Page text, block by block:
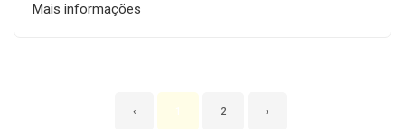
Mais informações
‹ 1 2 ›